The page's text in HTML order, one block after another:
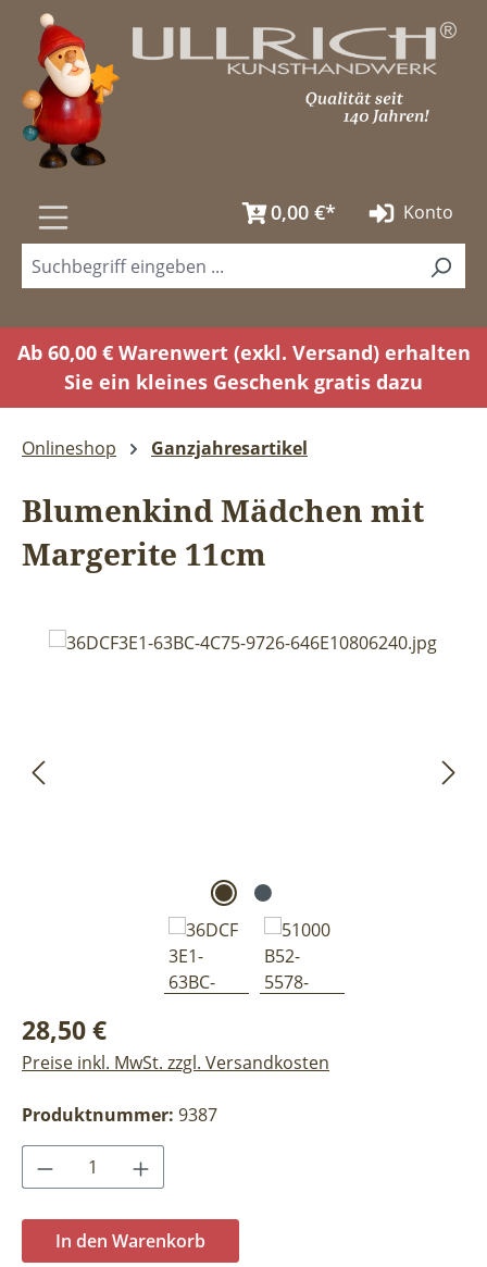
Zum Hauptinhalt springen
0,00 €* Konto
Ab 60,00 € Warenwert (exkl. Versand) erhalten
Sie ein kleines Geschenk gratis dazu
Onlineshop Ganzjahresartikel
Blumenkind Mädchen mit
Margerite 11cm
Bildergalerie überspringen
Regulärer Preis:
28,50 €
Preise inkl. MwSt. zzgl. Versandkosten
Produktnummer: 9387
Produkt Anzahl: Gib den gewünschten
In den Warenkorb